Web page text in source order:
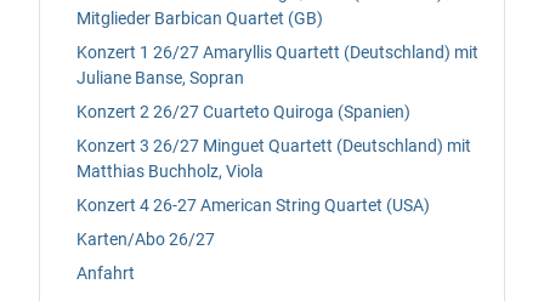
Mitglieder Barbican Quartet (GB)
Konzert 1 26/27 Amaryllis Quartett (Deutschland) mit
Juliane Banse, Sopran
Konzert 2 26/27 Cuarteto Quiroga (Spanien)
Konzert 3 26/27 Minguet Quartett (Deutschland) mit
Matthias Buchholz, Viola
Konzert 4 26-27 American String Quartet (USA)
Karten/Abo 26/27
Anfahrt